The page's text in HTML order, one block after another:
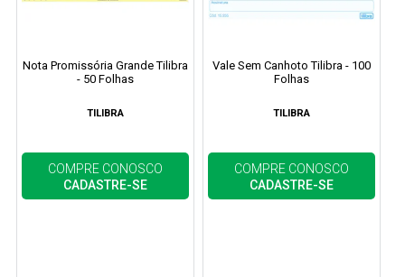
Nota Promissória Grande Tilibra
- 50 Folhas
TILIBRA
COMPRE CONOSCO
CADASTRE-SE
Vale Sem Canhoto Tilibra - 100
Folhas
TILIBRA
COMPRE CONOSCO
CADASTRE-SE